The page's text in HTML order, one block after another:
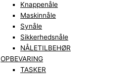
Knappenåle
Maskinnåle
Synåle
Sikkerhedsnåle
NÅLETILBEHØR
OPBEVARING
TASKER